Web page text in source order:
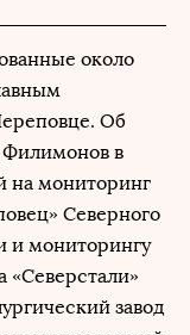
около
Об
Филимонов в
на мониторинг
Северного
и мониторингу
завод